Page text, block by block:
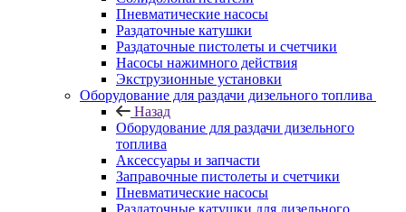
Пневматические насосы
Раздаточные катушки
Раздаточные пистолеты и счетчики
Насосы нажимного действия
Экструзионные установки
Оборудование для раздачи дизельного топлива
Назад
Оборудование для раздачи дизельного
топлива
Аксессуары и запчасти
Заправочные пистолеты и счетчики
Пневматические насосы
Раздаточные катушки для дизельного